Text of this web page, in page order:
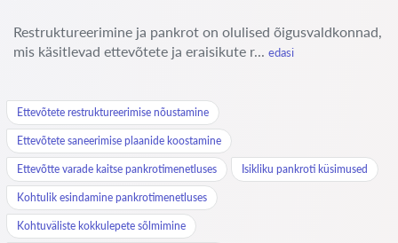
Restruktureerimine ja pankrot on olulised õigusvaldkonnad,
mis käsitlevad ettevõtete ja eraisikute r... edasi
Ettevõtete restruktureerimise nõustamine
Ettevõtete saneerimise plaanide koostamine
Ettevõtte varade kaitse pankrotimenetluses Isikliku pankroti küsimused
Kohtulik esindamine pankrotimenetluses
Kohtuväliste kokkulepete sõlmimine